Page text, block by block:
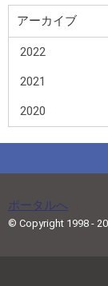
アーカイブ
2022
2021
2020
ポータルへ
© Copyright 1998 -